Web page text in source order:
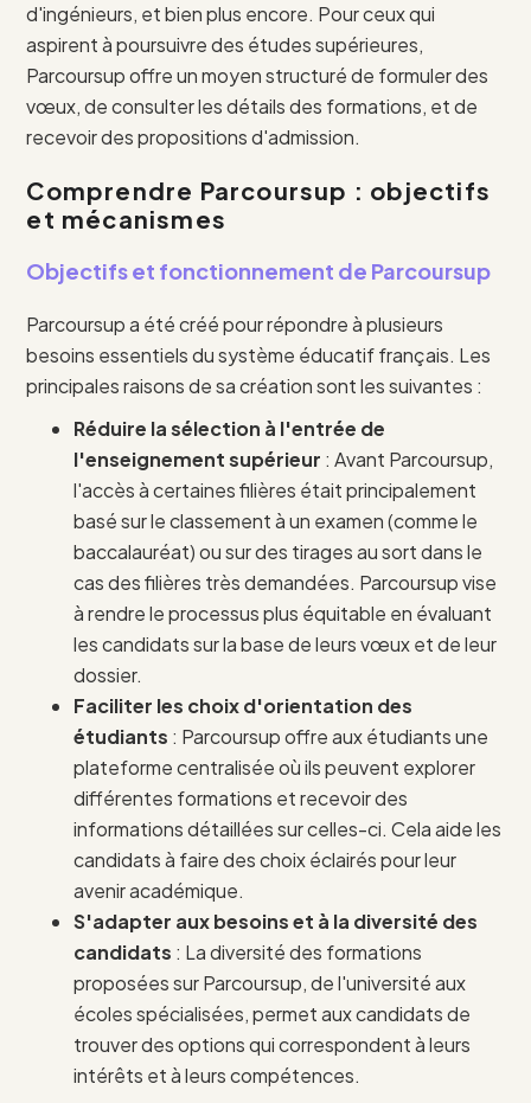
d'ingénieurs, et bien plus encore. Pour ceux qui
aspirent à poursuivre des études supérieures,
Parcoursup offre un moyen structuré de formuler des
vœux, de consulter les détails des formations, et de
recevoir des propositions d'admission.
Comprendre Parcoursup : objectifs
et mécanismes
Objectifs et fonctionnement de Parcoursup
Parcoursup a été créé pour répondre à plusieurs
besoins essentiels du système éducatif français. Les
principales raisons de sa création sont les suivantes :
Réduire la sélection à l'entrée de
l'enseignement supérieur : Avant Parcoursup,
l'accès à certaines filières était principalement
basé sur le classement à un examen (comme le
baccalauréat) ou sur des tirages au sort dans le
cas des filières très demandées. Parcoursup vise
à rendre le processus plus équitable en évaluant
les candidats sur la base de leurs vœux et de leur
dossier.
Faciliter les choix d'orientation des
étudiants : Parcoursup offre aux étudiants une
plateforme centralisée où ils peuvent explorer
différentes formations et recevoir des
informations détaillées sur celles-ci. Cela aide les
candidats à faire des choix éclairés pour leur
avenir académique.
S'adapter aux besoins et à la diversité des
candidats : La diversité des formations
proposées sur Parcoursup, de l'université aux
écoles spécialisées, permet aux candidats de
trouver des options qui correspondent à leurs
intérêts et à leurs compétences.